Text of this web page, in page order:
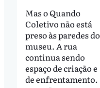
Mas o Quando
Coletivo não está
preso às paredes do
museu. A rua
continua sendo
espaço de criação e
de enfrentamento.